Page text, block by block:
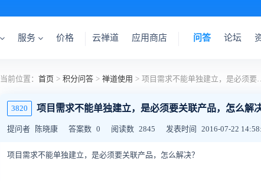
服务 价格 云禅道 应用商店 问答 论坛
当前位置： 首页 > 积分问答 > 禅道使用 > 项目需求不能单独建立
3820 项目需求不能单独建立，是必须要关联产品，怎么解决
提问者 陈晓康 答案数 0 阅读数 2845 发表时间 2016-07-22
项目需求不能单独建立，是必须要关联产品，怎么解决？